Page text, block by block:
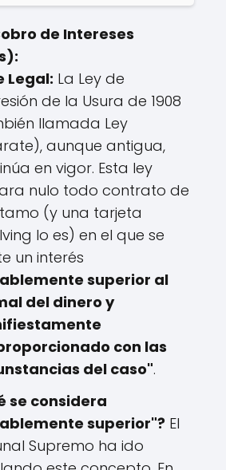
de Intereses
Legal: La Ley de
de la Usura de 1908
llamada Ley
aunque antigua,
en vigor. Esta ley
nulo todo contrato de
(y una tarjeta
lo es) en el que se
un interés
superior al
del dinero y
con las
del caso".
se considera
superior"? El
Supremo ha ido